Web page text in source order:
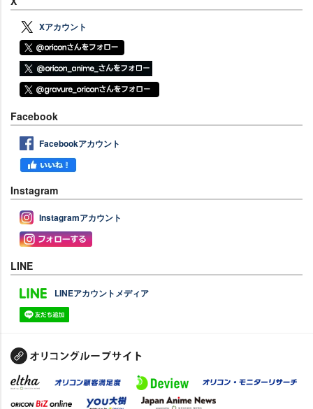
Xアカウント
Facebook
Facebookアカウント
Instagram
Instagramアカウント
LINE
LINEアカウントメディア